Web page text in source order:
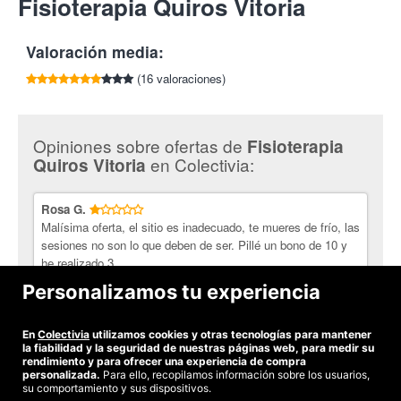
¿En qué consiste el masaje relajante?
ayuda a eliminar el estrés, las preocupaciones, los miedos y la
intranquilidad. Se aplica de forma manual sobre la espalda.
Ayuda al organismo, a corregir la postura y además alivia
profesionales exigentes consigo mismos, amantes de la
fisioterapia y en continua formación. Con un objetivo principal
que es recuperar a la persona, sin olvidar la parte humana de su
trabajo transmitiendo ilusión, bienestar y responsabilidad. Las
sesiones se basan fundamentalmente en la terapia manual.
20:00h
01010, Vitoria
Fisioterapia Quiros Vitoria
Valoración media:
(16 valoraciones)
Opiniones sobre ofertas de Fisioterapia
Quiros Vitoria en Colectivia:
Rosa G.
Malísima oferta, el sitio es inadecuado, te mueres de frío, las
sesiones no son lo que deben de ser. Pillé un bono de 10 y
he realizado 3.....
MUY MUY SATISFACTORIO
Personalizamos tu experiencia
En Colectivia utilizamos cookies y otras tecnologías para mantener
la fiabilidad y la seguridad de nuestras páginas web, para medir su
rendimiento y para ofrecer una experiencia de compra
personalizada. Para ello, recopilamos información sobre los usuarios,
su comportamiento y sus dispositivos.